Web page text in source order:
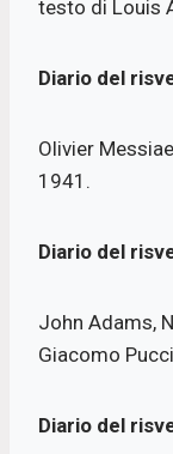
testo di Louis
Diario del
Olivier
1941.
Diario del
John Adams,
Giacomo
Diario del